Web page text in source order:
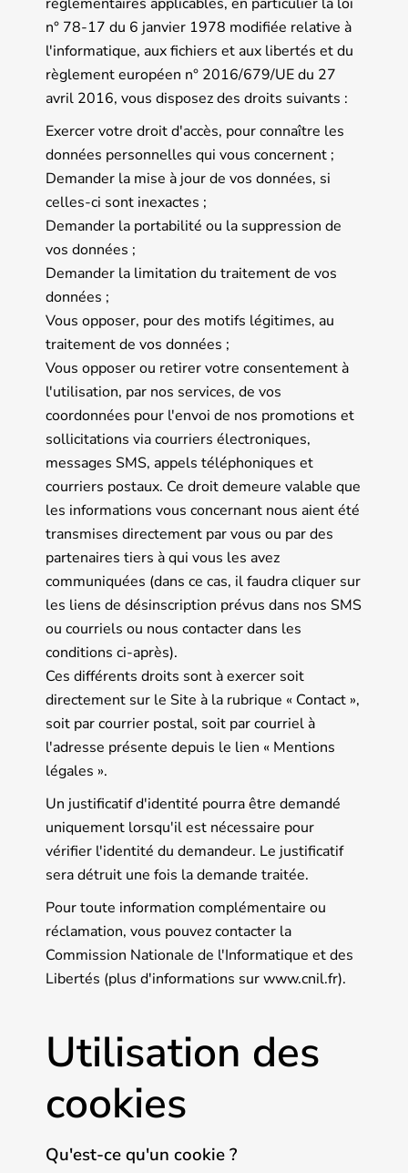
n° 78-17 du 6 janvier 1978 modifiée relative à
l'informatique, aux fichiers et aux libertés et du
règlement européen n° 2016/679/UE du 27
avril 2016, vous disposez des droits suivants :
Exercer votre droit d'accès, pour connaître les
données personnelles qui vous concernent ;
Demander la mise à jour de vos données, si
celles-ci sont inexactes ;
Demander la portabilité ou la suppression de
vos données ;
Demander la limitation du traitement de vos
données ;
Vous opposer, pour des motifs légitimes, au
traitement de vos données ;
Vous opposer ou retirer votre consentement à
l'utilisation, par nos services, de vos
coordonnées pour l'envoi de nos promotions et
sollicitations via courriers électroniques,
messages SMS, appels téléphoniques et
courriers postaux. Ce droit demeure valable que
les informations vous concernant nous aient été
transmises directement par vous ou par des
partenaires tiers à qui vous les avez
communiquées (dans ce cas, il faudra cliquer sur
les liens de désinscription prévus dans nos SMS
ou courriels ou nous contacter dans les
conditions ci-après).
Ces différents droits sont à exercer soit
directement sur le Site à la rubrique « Contact »,
soit par courrier postal, soit par courriel à
l'adresse présente depuis le lien « Mentions
légales ».
Un justificatif d'identité pourra être demandé
uniquement lorsqu'il est nécessaire pour
vérifier l'identité du demandeur. Le justificatif
sera détruit une fois la demande traitée.
Pour toute information complémentaire ou
réclamation, vous pouvez contacter la
Commission Nationale de l'Informatique et des
Libertés (plus d'informations sur www.cnil.fr).
Utilisation des
cookies
Qu'est-ce qu'un cookie ?